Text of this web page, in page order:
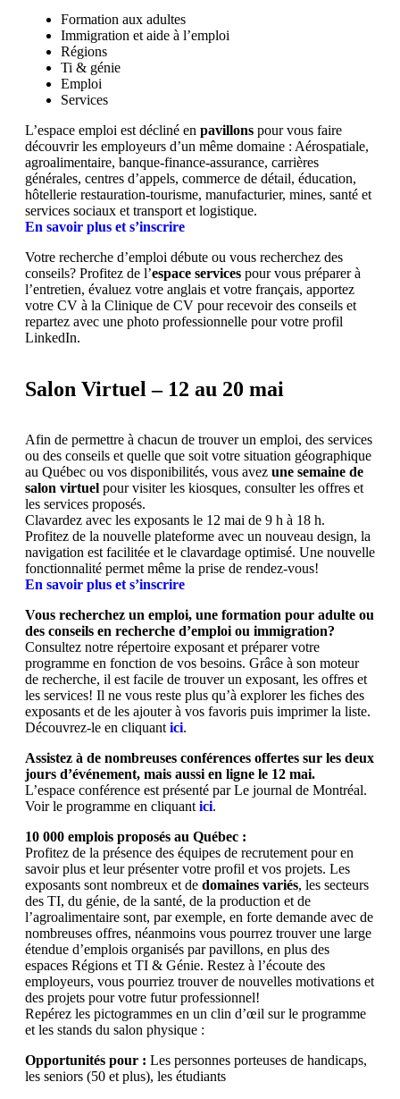
Formation aux adultes
Immigration et aide à l’emploi
Régions
Ti & génie
Emploi
Services
L’espace emploi est décliné en pavillons pour vous faire
découvrir les employeurs d’un même domaine : Aérospatiale,
agroalimentaire, banque-finance-assurance, carrières
générales, centres d’appels, commerce de détail, éducation,
hôtellerie restauration-tourisme, manufacturier, mines, santé et
services sociaux et transport et logistique.
En savoir plus et s’inscrire
Votre recherche d’emploi débute ou vous recherchez des
conseils? Profitez de l’espace services pour vous préparer à
l’entretien, évaluez votre anglais et votre français, apportez
votre CV à la Clinique de CV pour recevoir des conseils et
repartez avec une photo professionnelle pour votre profil
LinkedIn.
Salon Virtuel – 12 au 20 mai
Afin de permettre à chacun de trouver un emploi, des services
ou des conseils et quelle que soit votre situation géographique
au Québec ou vos disponibilités, vous avez une semaine de
salon virtuel pour visiter les kiosques, consulter les offres et
les services proposés.
Clavardez avec les exposants le 12 mai de 9 h à 18 h.
Profitez de la nouvelle plateforme avec un nouveau design, la
navigation est facilitée et le clavardage optimisé. Une nouvelle
fonctionnalité permet même la prise de rendez-vous!
En savoir plus et s’inscrire
Vous recherchez un emploi, une formation pour adulte ou
des conseils en recherche d’emploi ou immigration?
Consultez notre répertoire exposant et préparer votre
programme en fonction de vos besoins. Grâce à son moteur
de recherche, il est facile de trouver un exposant, les offres et
les services! Il ne vous reste plus qu’à explorer les fiches des
exposants et de les ajouter à vos favoris puis imprimer la liste.
Découvrez-le en cliquant ici.
Assistez à de nombreuses conférences offertes sur les deux
jours d’événement, mais aussi en ligne le 12 mai.
L’espace conférence est présenté par Le journal de Montréal.
Voir le programme en cliquant ici.
10 000 emplois proposés au Québec :
Profitez de la présence des équipes de recrutement pour en
savoir plus et leur présenter votre profil et vos projets. Les
exposants sont nombreux et de domaines variés, les secteurs
des TI, du génie, de la santé, de la production et de
l’agroalimentaire sont, par exemple, en forte demande avec de
nombreuses offres, néanmoins vous pourrez trouver une large
étendue d’emplois organisés par pavillons, en plus des
espaces Régions et TI & Génie. Restez à l’écoute des
employeurs, vous pourriez trouver de nouvelles motivations et
des projets pour votre futur professionnel!
Repérez les pictogrammes en un clin d’œil sur le programme
et les stands du salon physique :
Opportunités pour : Les personnes porteuses de handicaps,
les seniors (50 et plus), les étudiants